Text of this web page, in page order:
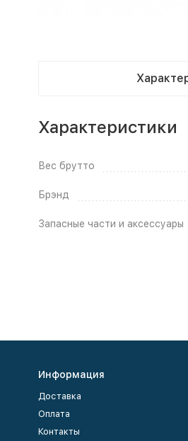
Характеристики
Вес брутто
Брэнд
Запасные части и аксессуары
Информация
Доставка
Оплата
Контакты